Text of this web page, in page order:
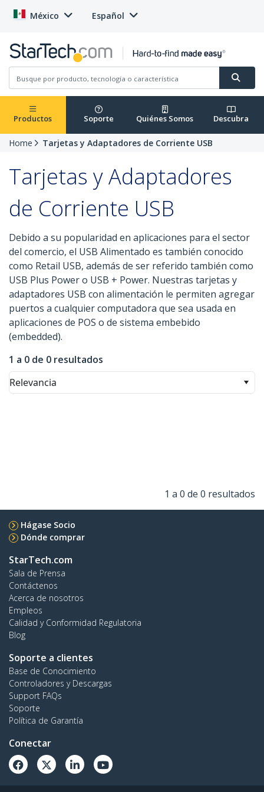
México Español
Productos Soporte Quiénes Somos Descubra
Home Tarjetas y Adaptadores de Corriente USB
Tarjetas y Adaptadores
de Corriente USB
Debido a su popularidad en aplicaciones para el sector
del comercio, el USB Alimentado es también conocido
como Retail USB, además de ser referido también como
USB Plus Power o USB + Power. Nuestras tarjetas y
adaptadores USB con alimentación le permiten agregar
puertos a cualquier computadora que sea usada en
aplicaciones de POS o de sistema embebido
(embedded).
1 a 0 de 0 resultados
Relevancia
1 a 0 de 0 resultados
Hágase Socio
Dónde comprar
StarTech.com
Sala de Prensa
Contáctenos
Acerca de nosotros
Empleos
Calidad y Conformidad Regulatoria
Blog
Soporte a clientes
Base de Conocimiento
Controladores y Descargas
Support FAQs
Soporte
Política de Garantía
Conectar